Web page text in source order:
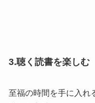
3.聴く読書を楽しむ
至福の時間を手に入れ